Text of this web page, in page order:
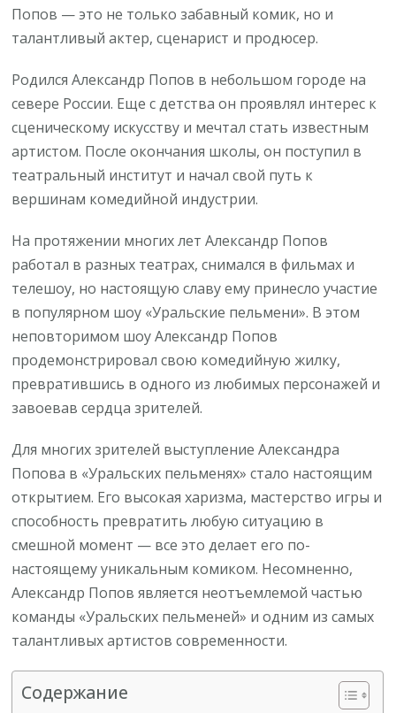
Попов — это не только забавный комик, но и
талантливый актер, сценарист и продюсер.
Родился Александр Попов в небольшом городе на
севере России. Еще с детства он проявлял интерес к
сценическому искусству и мечтал стать известным
артистом. После окончания школы, он поступил в
театральный институт и начал свой путь к
вершинам комедийной индустрии.
На протяжении многих лет Александр Попов
работал в разных театрах, снимался в фильмах и
телешоу, но настоящую славу ему принесло участие
в популярном шоу «Уральские пельмени». В этом
неповторимом шоу Александр Попов
продемонстрировал свою комедийную жилку,
превратившись в одного из любимых персонажей и
завоевав сердца зрителей.
Для многих зрителей выступление Александра
Попова в «Уральских пельменях» стало настоящим
открытием. Его высокая харизма, мастерство игры и
способность превратить любую ситуацию в
смешной момент — все это делает его по-
настоящему уникальным комиком. Несомненно,
Александр Попов является неотъемлемой частью
команды «Уральских пельменей» и одним из самых
талантливых артистов современности.
Содержание